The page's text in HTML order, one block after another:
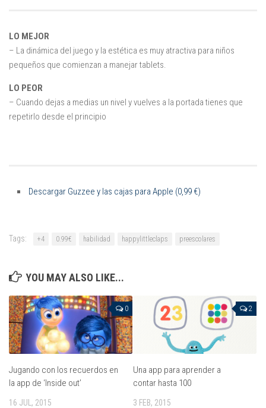
LO MEJOR
– La dinámica del juego y la estética es muy atractiva para niños
pequeños que comienzan a manejar tablets.
LO PEOR
– Cuando dejas a medias un nivel y vuelves a la portada tienes que
repetirlo desde el principio
Descargar Guzzee y las cajas para Apple (0,99 €)
Tags: +4 0.99€ habilidad happylittleclaps preescolares
YOU MAY ALSO LIKE...
0
Jugando con los recuerdos en
la app de ‘Inside out’
16 JUL, 2015
2
Una app para aprender a
contar hasta 100
3 FEB, 2015